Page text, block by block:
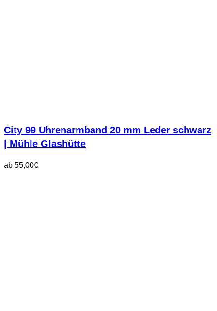
City 99 Uhrenarmband 20 mm Leder schwarz
| Mühle Glashütte
ab 55,00€